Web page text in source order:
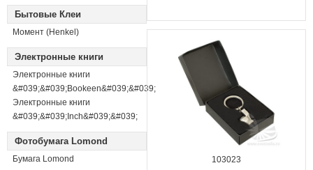
Бытовые Клеи
Момент (Henkel)
Электронные книги
Электронные книги
&#039;&#039;Bookeen&#039;&#039;
Электронные книги
&#039;&#039;Inch&#039;&#039;
Фотобумага Lomond
Бумага Lomond 103023